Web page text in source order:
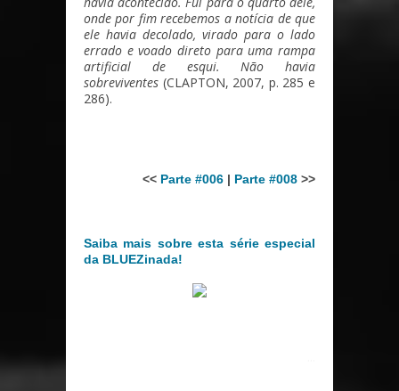
onde por fim recebemos a notícia de que
ele havia decolado, virado para o lado
errado e voado direto para uma rampa
artificial de esqui. Não havia
sobreviventes (CLAPTON, 2007, p. 285 e
286).
<< Parte #006 | Parte #008 >>
Saiba mais sobre esta série especial
da BLUEZinada!